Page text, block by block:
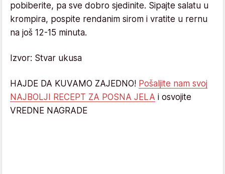
pobiberite, pa sve dobro sjedinite. Sipajte salatu u
krompira, pospite rendanim sirom i vratite u rernu
na još 12-15 minuta.
Izvor: Stvar ukusa
HAJDE DA KUVAMO ZAJEDNO! Pošaljite nam svoj
NAJBOLJI RECEPT ZA POSNA JELA i osvojite
VREDNE NAGRADE